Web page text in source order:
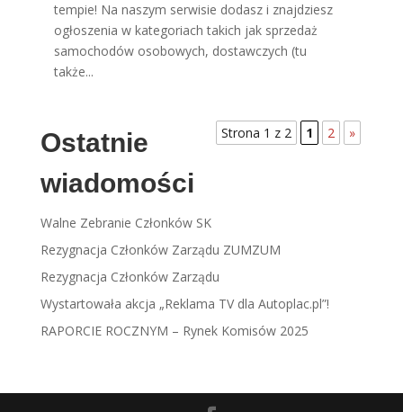
tempie! Na naszym serwisie dodasz i znajdziesz
ogłoszenia w kategoriach takich jak sprzedaż
samochodów osobowych, dostawczych (tu
także...
Strona 1 z 2 1 2 »
Ostatnie
wiadomości
Walne Zebranie Członków SK
Rezygnacja Członków Zarządu ZUMZUM
Rezygnacja Członków Zarządu
Wystartowała akcja „Reklama TV dla Autoplac.pl”!
RAPORCIE ROCZNYM – Rynek Komisów 2025